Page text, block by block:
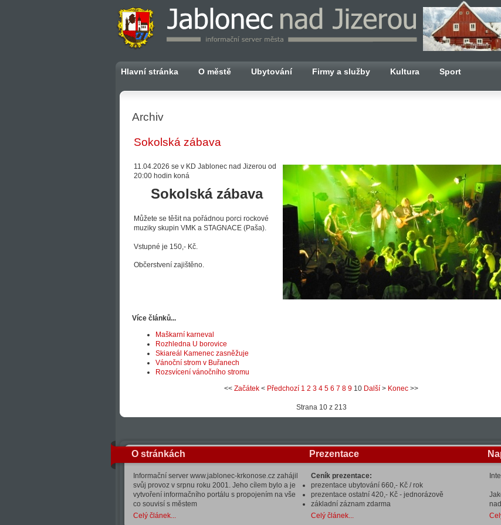
Hlavní stránka O městě Ubytování Firmy a služby Kultura Sport
Archiv
Sokolská zábava
11.04.2026 se v KD Jablonec nad Jizerou od
20:00 hodin koná
Sokolská zábava
Můžete se těšit na pořádnou porci rockové
muziky skupin VMK a STAGNACE (Paša).
Vstupné je 150,- Kč.
Občerstvení zajištěno.
Více článků...
Maškarní karneval
Rozhledna U borovice
Skiareál Kamenec zasněžuje
Vánoční strom v Buřanech
Rozsvícení vánočního stromu
<< Začátek < Předchozí 1 2 3 4 5 6 7 8 9 10 Další > Konec >>
Strana 10 z 213
O stránkách
Informační server www.jablonec-krkonose.cz zahájil
svůj provoz v srpnu roku 2001. Jeho cílem bylo a je
vytvoření informačního portálu s propojením na vše
co souvisí s městem
Celý článek...
Prezentace
Ceník prezentace:
prezentace ubytování 660,- Kč / rok
prezentace ostatní 420,- Kč - jednorázově
základní záznam zdarma
Celý článek...